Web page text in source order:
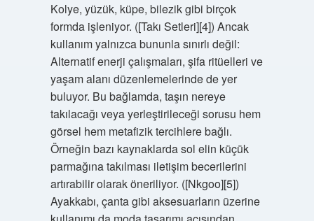
Kolye, yüzük, küpe, bilezik gibi birçok
formda işleniyor. ([Takı Setleri][4]) Ancak
kullanım yalnızca bununla sınırlı değil:
Alternatif enerji çalışmaları, şifa ritüelleri ve
yaşam alanı düzenlemelerinde de yer
buluyor. Bu bağlamda, taşın nereye
takılacağı veya yerleştirileceği sorusu hem
görsel hem metafizik tercihlere bağlı.
Örneğin bazı kaynaklarda sol elin küçük
parmağına takılması iletişim becerilerini
artırabilir olarak öneriliyor. ([Nkgoo][5])
Ayakkabı, çanta gibi aksesuarların üzerine